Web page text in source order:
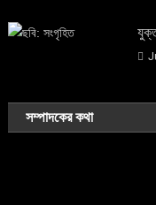
সম্পাদকের কথা